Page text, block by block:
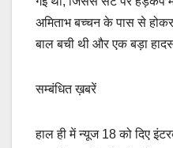
अमिताभ बच्चन के पास से
बाल बची थी और एक बड़ा
सम्बंधित ख़बरें
हाल ही में न्यूज 18 को दिए